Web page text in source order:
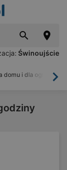
Świnoujście
domu i dla ogrodu